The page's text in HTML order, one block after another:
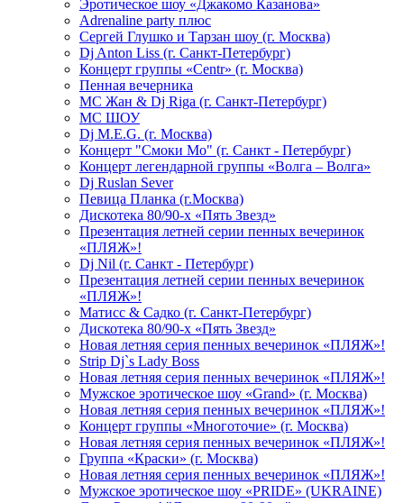
Эротическое шоу «Джакомо Казанова»
Adrenaline party плюс
Сергей Глушко и Тарзан шоу (г. Москва)
Dj Anton Liss (г. Санкт-Петербург)
Концерт группы «Centr» (г. Москва)
Пенная вечерника
МС Жан & Dj Riga (г. Санкт-Петербург)
МС ШОУ
Dj M.E.G. (г. Москва)
Концерт "Смоки Мо" (г. Санкт - Петербург)
Концерт легендарной группы «Волга – Волга»
Dj Ruslan Sever
Певица Планка (г.Москва)
Дискотека 80/90-х «Пять Звезд»
Презентация летней серии пенных вечеринок
«ПЛЯЖ»!
Dj Nil (г. Санкт - Петербург)
Презентация летней серии пенных вечеринок
«ПЛЯЖ»!
Матисс & Садко (г. Санкт-Петербург)
Дискотека 80/90-х «Пять Звезд»
Новая летняя серия пенных вечеринок «ПЛЯЖ»!
Strip Dj`s Lady Boss
Новая летняя серия пенных вечеринок «ПЛЯЖ»!
Мужское эротическое шоу «Grand» (г. Москва)
Новая летняя серия пенных вечеринок «ПЛЯЖ»!
Концерт группы «Многоточие» (г. Москва)
Новая летняя серия пенных вечеринок «ПЛЯЖ»!
Группа «Краски» (г. Москва)
Новая летняя серия пенных вечеринок «ПЛЯЖ»!
Мужское эротическое шоу «PRIDE» (UKRAINE)